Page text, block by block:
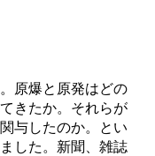
原爆と原発はどの
きたか。それらが
与したのか。とい
した。新聞、雑誌